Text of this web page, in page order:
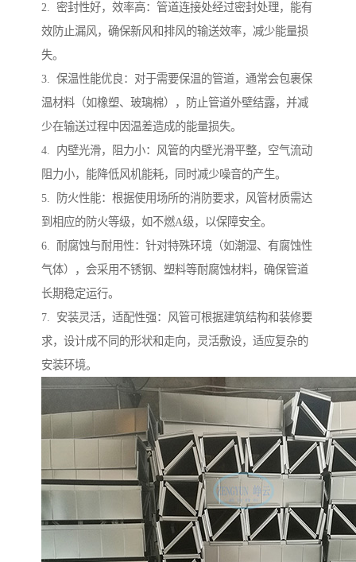
2. 密封性好，效率高：管道连接处经过密封处理，能有
效防止漏风，确保新风和排风的输送效率，减少能量损
失。
3. 保温性能优良：对于需要保温的管道，通常会包裹保
温材料（如橡塑、玻璃棉），防止管道外壁结露，并减
少在输送过程中因温差造成的能量损失。
4. 内壁光滑，阻力小：风管的内壁光滑平整，空气流动
阻力小，能降低风机能耗，同时减少噪音的产生。
5. 防火性能：根据使用场所的消防要求，风管材质需达
到相应的防火等级，如不燃A级，以保障安全。
6. 耐腐蚀与耐用性：针对特殊环境（如潮湿、有腐蚀性
气体），会采用不锈钢、塑料等耐腐蚀材料，确保管道
长期稳定运行。
7. 安装灵活，适配性强：风管可根据建筑结构和装修要
求，设计成不同的形状和走向，灵活敷设，适应复杂的
安装环境。